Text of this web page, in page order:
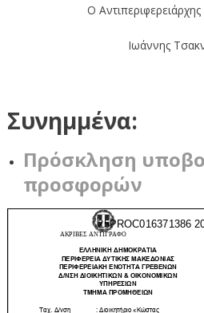
Ο
Ιωάννης
Συνημμένα:
Πρόσκληση
προσφορών